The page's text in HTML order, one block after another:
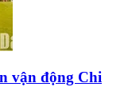
vận động Chi